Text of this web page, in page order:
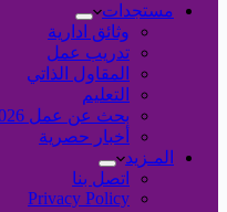
مستجدات
وثائق ادارية
تدريب عمل
المقاول الذاتي
التعليم
بحث عن عمل 2026 anapec
أخبار حصرية
المـزيد
اتصل بنا
Privacy Policy